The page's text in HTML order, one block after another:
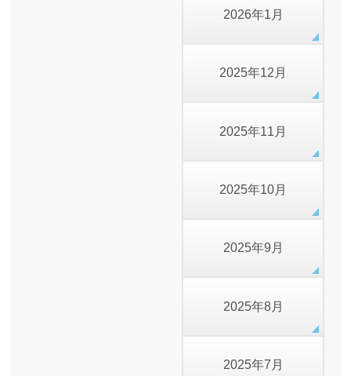
2026年1月
2025年12月
2025年11月
2025年10月
2025年9月
2025年8月
2025年7月